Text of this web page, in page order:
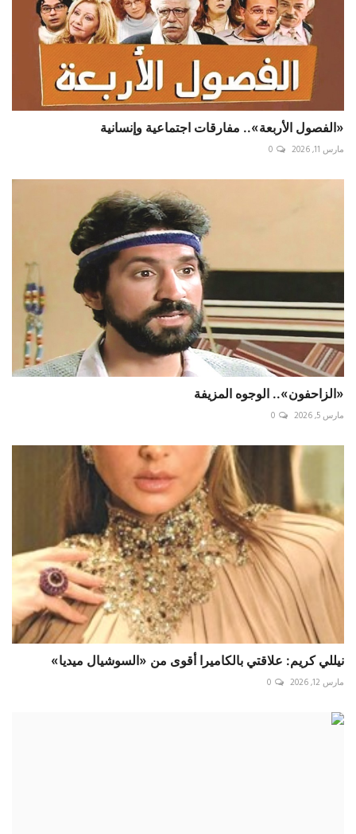
«الفصول الأربعة».. مفارقات اجتماعية وإنسانية
مارس 11, 2026 0
«الزاحفون».. الوجوه المزيفة
مارس 5, 2026 0
نيللي كريم: علاقتي بالكاميرا أقوى من «السوشيال ميديا»
مارس 12, 2026 0